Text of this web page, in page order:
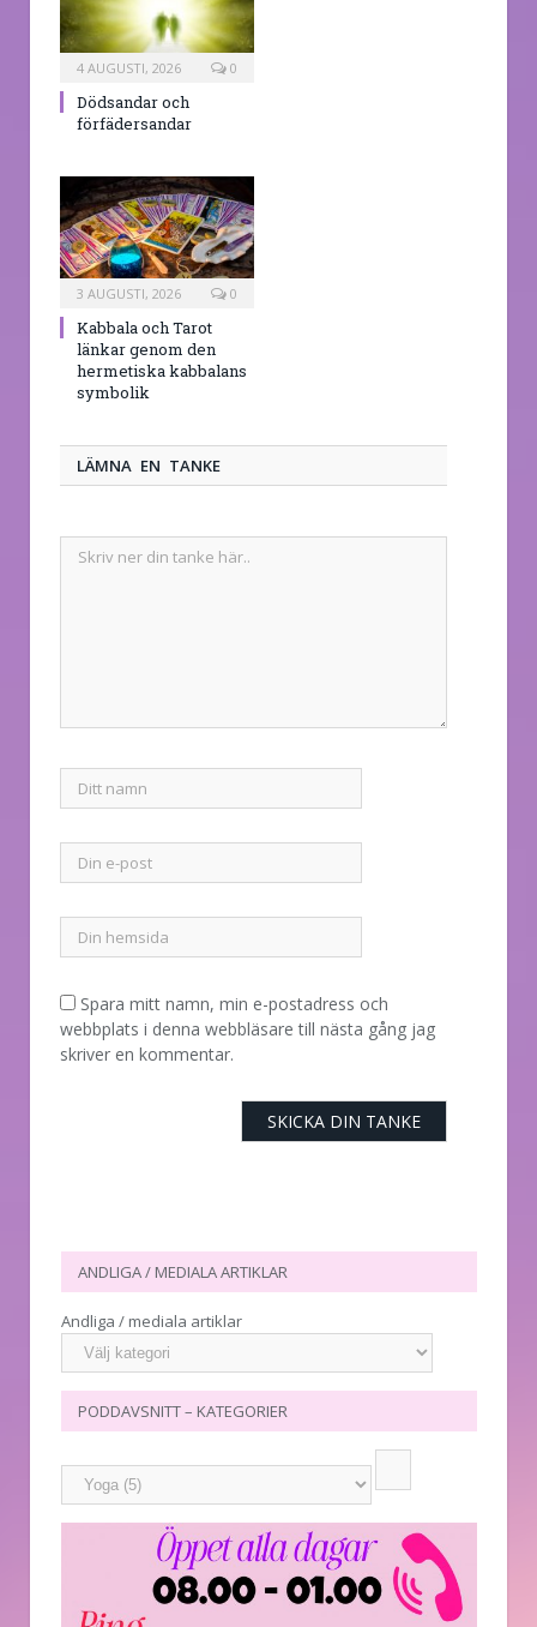
4 AUGUSTI, 2026 0
Dödsandar och
förfädersandar
3 AUGUSTI, 2026 0
Kabbala och Tarot
länkar genom den
hermetiska kabbalans
symbolik
LÄMNA EN TANKE
Spara mitt namn, min e-postadress och
webbplats i denna webbläsare till nästa gång jag
skriver en kommentar.
ANDLIGA / MEDIALA ARTIKLAR
Andliga / mediala artiklar
PODDAVSNITT – KATEGORIER